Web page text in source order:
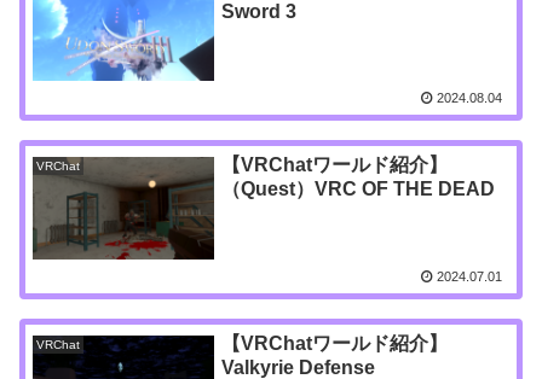
Sword 3
2024.08.04
VRChat
【VRChatワールド紹介】
（Quest）VRC OF THE DEAD
2024.07.01
VRChat
【VRChatワールド紹介】
Valkyrie Defense